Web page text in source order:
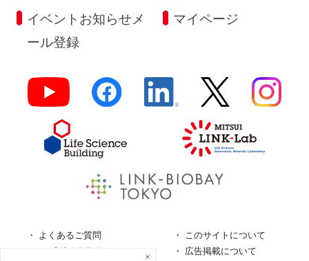
イベントお知らせメ
ール登録
マイページ
よくあるご質問
このサイトについて
ロゴガイドライン
広告掲載について